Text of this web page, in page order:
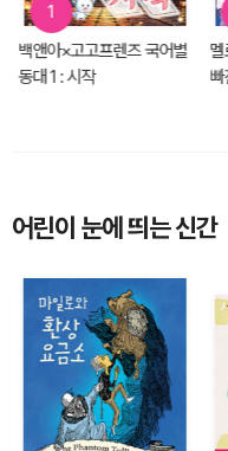
1
백앤아×고고프렌즈 국어별
동대 1 : 시작
멜
빠
어린이 눈에 띄는 신간